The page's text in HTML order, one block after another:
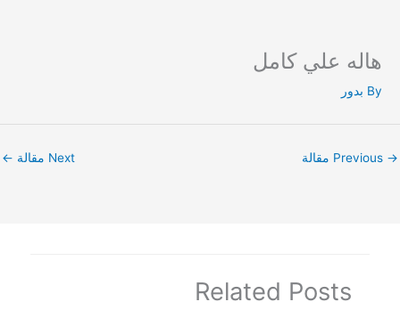
Skip
content
هاله علي كامل
By بدور
→ Next مقالة ←
Related Posts